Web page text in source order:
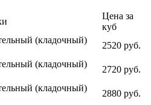
Цена за
куб
(кладочный)
2520 руб.
(кладочный)
2720 руб.
(кладочный)
2880 руб.